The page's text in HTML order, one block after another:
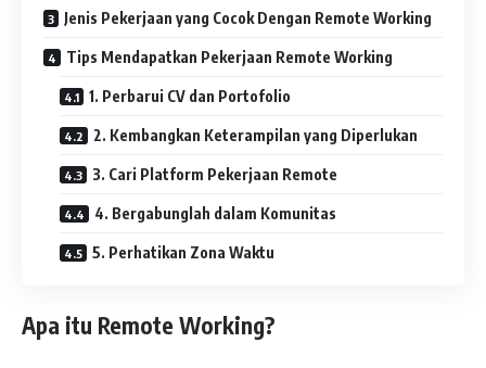
Jenis Pekerjaan yang Cocok Dengan Remote Working
Tips Mendapatkan Pekerjaan Remote Working
1. Perbarui CV dan Portofolio
2. Kembangkan Keterampilan yang Diperlukan
3. Cari Platform Pekerjaan Remote
4. Bergabunglah dalam Komunitas
5. Perhatikan Zona Waktu
Apa itu Remote Working?